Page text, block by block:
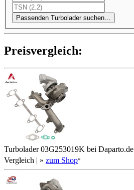
Passenden Turbolader suchen…
Preis­ver­gleich:
Turbolader 03G253019K bei Daparto.de
Vergleich | » zum Shop*